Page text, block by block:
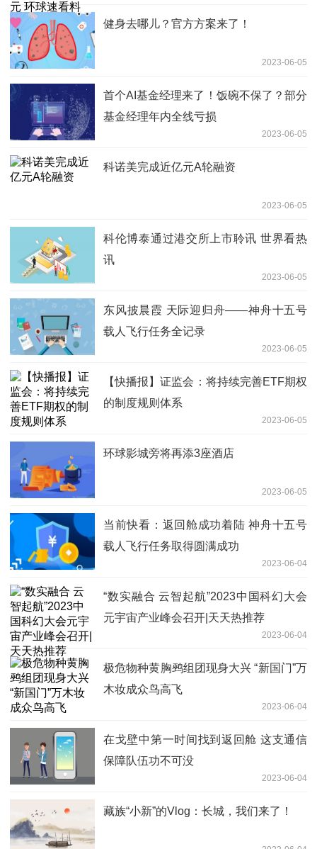
健身去哪儿？官方方案来了！
2023-06-05
首个AI基金经理来了！饭碗不保了？部分
基金经理年内全线亏损
2023-06-05
科诺美完成近亿元A轮融资
2023-06-05
科伦博泰通过港交所上市聆讯 世界看热
讯
2023-06-05
东风披晨霞 天际迎归舟——神舟十五号
载人飞行任务全记录
2023-06-05
【快播报】证监会：将持续完善ETF期权
的制度规则体系
2023-06-05
环球影城旁将再添3座酒店
2023-06-05
当前快看：返回舱成功着陆 神舟十五号
载人飞行任务取得圆满成功
2023-06-04
“数实融合 云智起航”2023中国科幻大会
元宇宙产业峰会召开|天天热推荐
2023-06-04
极危物种黄胸鹀组团现身大兴 “新国门”万
木妆成众鸟高飞
2023-06-04
在戈壁中第一时间找到返回舱 这支通信
保障队伍功不可没
2023-06-04
藏族“小新”的Vlog：长城，我们来了！